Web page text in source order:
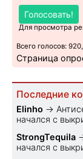
Голосовать!
Для просмотра
Всего голосов:
Страница
Последние
Elinho →
начался с
StrongTequila
начался с